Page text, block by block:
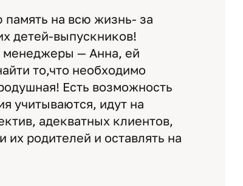
на всю жизнь- за
детей-выпускников!
— Анна, ей
то,что необходимо
Есть возможность
учитываются, идут на
адекватных клиентов,
родителей и оставлять на